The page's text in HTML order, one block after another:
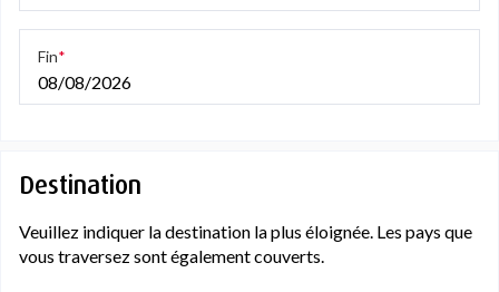
08/08/2026
Fin
Destination
Veuillez indiquer la destination la plus éloignée. Les pays que
vous traversez sont également couverts.